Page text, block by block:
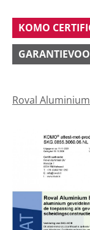
KOMO
Roval